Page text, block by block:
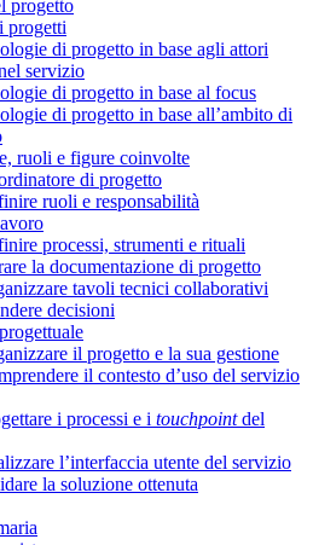
progetto
progetti
di progetto in base agli attori
servizio
di progetto in base al focus
di progetto in base all’ambito di
ruoli e figure coinvolte
di progetto
ruoli e responsabilità
processi, strumenti e rituali
la documentazione di progetto
tavoli tecnici collaborativi
decisioni
il progetto e la sua gestione
il contesto d’uso del servizio
i processi e i touchpointdel
l’interfaccia utente del servizio
la soluzione ottenuta